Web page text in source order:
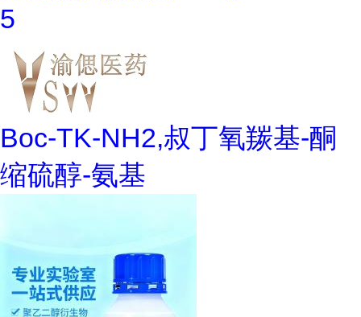
5
Boc-TK-NH2,叔丁氧羰基-酮
缩硫醇-氨基